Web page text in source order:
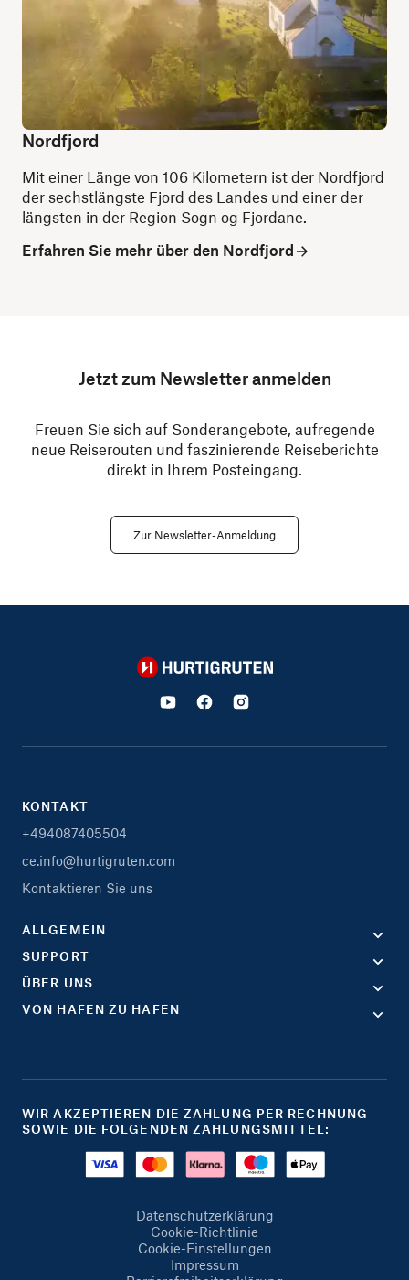
Nordfjord
Mit einer Länge von 106 Kilometern ist der Nordfjord
der sechstlängste Fjord des Landes und einer der
längsten in der Region Sogn og Fjordane.
Erfahren Sie mehr über den Nordfjord
Jetzt zum Newsletter anmelden
Freuen Sie sich auf Sonderangebote, aufregende
neue Reiserouten und faszinierende Reiseberichte
direkt in Ihrem Posteingang.
Zur Newsletter-Anmeldung
Hurtigruten
KONTAKT
+494087405504
ce.info@hurtigruten.com
Kontaktieren Sie uns
ALLGEMEIN
SUPPORT
ÜBER UNS
VON HAFEN ZU HAFEN
WIR AKZEPTIEREN DIE ZAHLUNG PER RECHNUNG
SOWIE DIE FOLGENDEN ZAHLUNGSMITTEL:
Datenschutzerklärung
Cookie-Richtlinie
Cookie-Einstellungen
Impressum